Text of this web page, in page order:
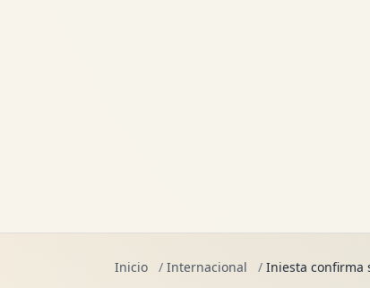
Inicio / Internacional / Iniesta confirma